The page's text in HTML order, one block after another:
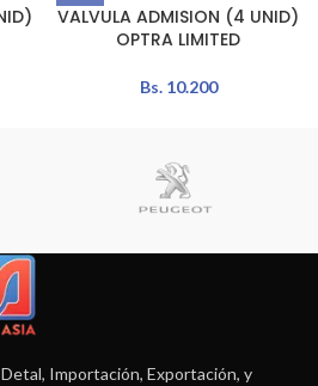
VALVULA ADMISION (4 UNID)
OPTRA LIMITED
Bs.10.200
Importación, Exportación, y